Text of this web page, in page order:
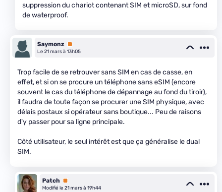
suppression du chariot contenant SIM et microSD, sur fond
de waterproof.
Saymonz Premium
Le 21 mars à 13h05
Trop facile de se retrouver sans SIM en cas de casse, en
effet, et si on se procure un téléphone sans eSIM (encore
souvent le cas du téléphone de dépannage au fond du tiroir),
il faudra de toute façon se procurer une SIM physique, avec
délais postaux si opérateur sans boutique... Peu de raisons
d'y passer pour sa ligne principale.
Côté utilisateur, le seul intérêt est que ça généralise le dual
SIM.
Patch Premium
Modifié le 21 mars à 19h44